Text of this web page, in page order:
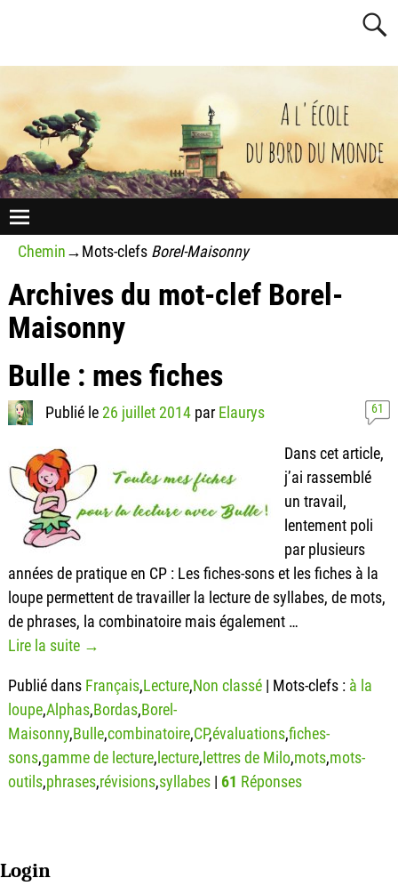
Chemin→Mots-clefs Borel-Maisonny
Archives du mot-clef Borel-
Maisonny
Bulle : mes fiches
Publié le 26 juillet 2014 par Elaurys 61
Dans cet article,
j’ai rassemblé
un travail,
lentement poli
par plusieurs
années de pratique en CP : Les fiches-sons et les fiches à la
loupe permettent de travailler la lecture de syllabes, de mots,
de phrases, la combinatoire mais également …
Lire la suite →
Publié dans Français,Lecture,Non classé| Mots-clefs : à la
loupe,Alphas,Bordas,Borel-
Maisonny,Bulle,combinatoire,CP,évaluations,fiches-
sons,gamme de lecture,lecture,lettres de Milo,mots,mots-
outils,phrases,révisions,syllabes| 61 Réponses
Login